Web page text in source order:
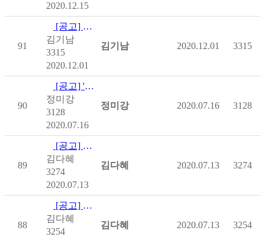
2020.12.15
91
[공고] [사회복지공동모금회] 온라인배분사업-중앙, 제주
김기남
3315
2020.12.01
김기남 2020.12.01 3315
90
[공고] '하티스트' 2020년 상반기 국립재활원 보조기기 교부…
정미강
3128
2020.07.16
정미강 2020.07.16 3128
89
[공고] 중증장애인 위한 스마트돌봄스페이스 연다!
김다혜
3274
2020.07.13
김다혜 2020.07.13 3274
88
[공고] 보조기기 종합정보 알리미 앱 출시
김다혜
3254
김다혜 2020.07.13 3254